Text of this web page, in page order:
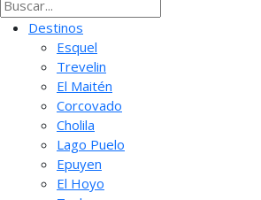
Destinos
Esquel
Trevelin
El Maitén
Corcovado
Cholila
Lago Puelo
Epuyen
El Hoyo